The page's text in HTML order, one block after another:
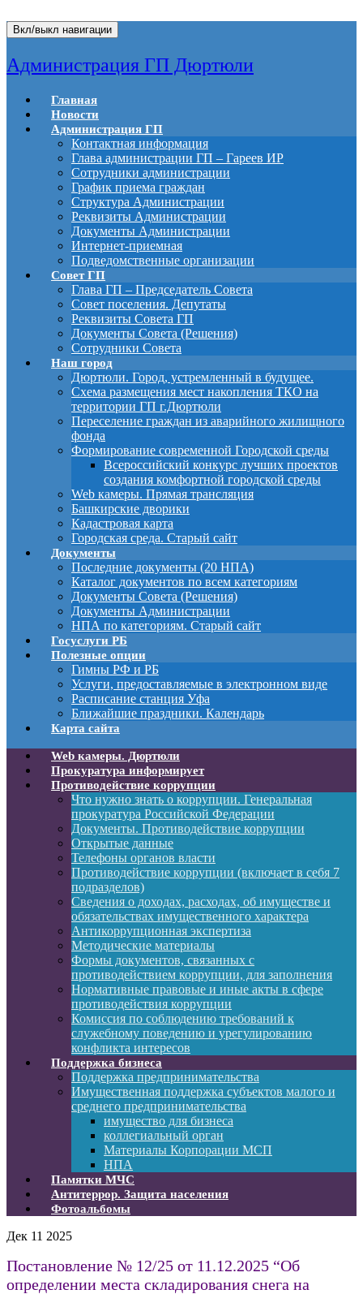
Вкл/выкл навигации
Администрация ГП Дюртюли
Главная
Новости
Администрация ГП
Контактная информация
Глава администрации ГП – Гареев ИР
Сотрудники администрации
График приема граждан
Структура Администрации
Реквизиты Администрации
Документы Администрации
Интернет-приемная
Подведомственные организации
Совет ГП
Глава ГП – Председатель Совета
Совет поселения. Депутаты
Реквизиты Совета ГП
Документы Совета (Решения)
Сотрудники Совета
Наш город
Дюртюли. Город, устремленный в будущее.
Схема размещения мест накопления ТКО на
территории ГП г.Дюртюли
Переселение граждан из аварийного жилищного
фонда
Формирование современной Городской среды
Всероссийский конкурс лучших проектов
создания комфортной городской среды
Web камеры. Прямая трансляция
Башкирские дворики
Кадастровая карта
Городская среда. Старый сайт
Документы
Последние документы (20 НПА)
Каталог документов по всем категориям
Документы Совета (Решения)
Документы Администрации
НПА по категориям. Старый сайт
Госуслуги РБ
Полезные опции
Гимны РФ и РБ
Услуги, предоставляемые в электронном виде
Расписание станция Уфа
Ближайшие праздники. Календарь
Карта сайта
Web камеры. Дюртюли
Прокуратура информирует
Противодействие коррупции
Что нужно знать о коррупции. Генеральная
прокуратура Российской Федерации
Документы. Противодействие коррупции
Открытые данные
Телефоны органов власти
Противодействие коррупции (включает в себя 7
подразделов)
Сведения о доходах, расходах, об имуществе и
обязательствах имущественного характера
Антикоррупционная экспертиза
Методические материалы
Формы документов, связанных с
противодействием коррупции, для заполнения
Нормативные правовые и иные акты в сфере
противодействия коррупции
Комиссия по соблюдению требований к
служебному поведению и урегулированию
конфликта интересов
Поддержка бизнеса
Поддержка предпринимательства
Имущественная поддержка субъектов малого и
среднего предпринимательства
имущество для бизнеса
коллегиальный орган
Материалы Корпорации МСП
НПА
Памятки МЧС
Антитеррор. Защита населения
Фотоальбомы
Дек 11 2025
Постановление № 12/25 от 11.12.2025 “Об
определении места складирования снега на